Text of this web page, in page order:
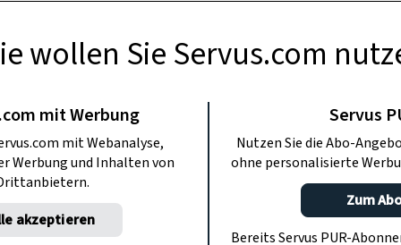
Geburtszahl
verstehen kann
bis zur vollkommenen Neun: Wir
wollen Sie Servus.com
mit Werbung
mit Webanalyse,
Werbung und Inhalten von
akzeptieren
Servus
Nutzen Sie die Abo-
ohne personalisierte
Zum
Bereits Servus PUR-